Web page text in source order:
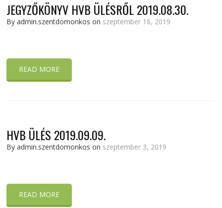
JEGYZŐKÖNYV HVB ÜLÉSRŐL 2019.08.30.
By admin.szentdomonkos on szeptember 16, 2019
READ MORE
HVB ÜLÉS 2019.09.09.
By admin.szentdomonkos on szeptember 3, 2019
READ MORE